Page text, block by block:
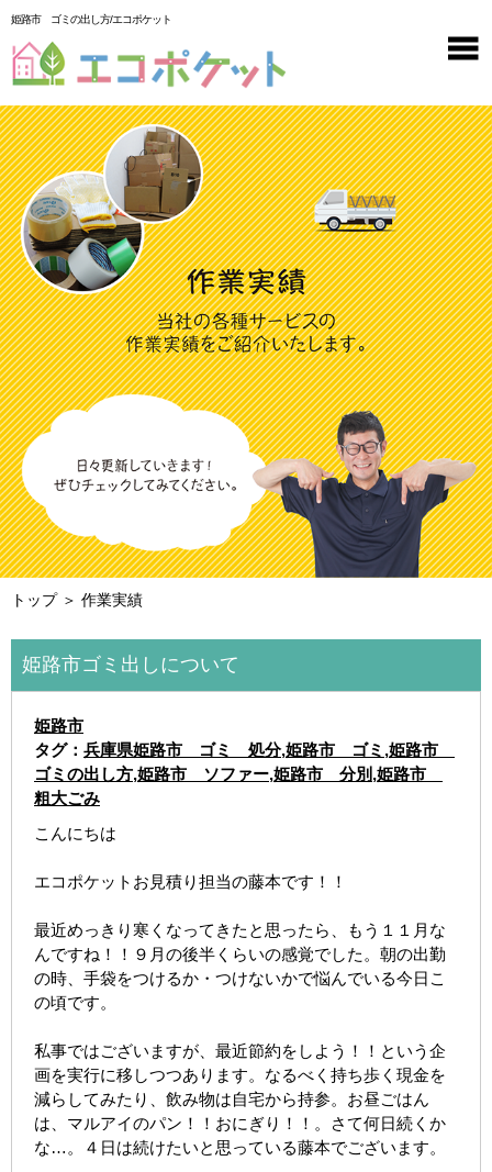
姫路市 ゴミの出し方/エコポケット
トップ＞ 作業実績
姫路市ゴミ出しについて
姫路市
タグ： 兵庫県姫路市 ゴミ 処分,姫路市 ゴミ ,姫路市
ゴミの出し方,姫路市 ソファー,姫路市 分別 ,姫路市
粗大ごみ
こんにちは
エコポケットお見積り担当の藤本です！！
最近めっきり寒くなってきたと思ったら、もう１１月な
んですね！！９月の後半くらいの感覚でした。朝の出勤
の時、手袋をつけるか・つけないかで悩んでいる今日こ
の頃です。
私事ではございますが、最近節約をしよう！！という企
画を実行に移しつつあります。なるべく持ち歩く現金を
減らしてみたり、飲み物は自宅から持参。お昼ごはん
は、マルアイのパン！！おにぎり！！。さて何日続くか
な…。４日は続けたいと思っている藤本でございます。